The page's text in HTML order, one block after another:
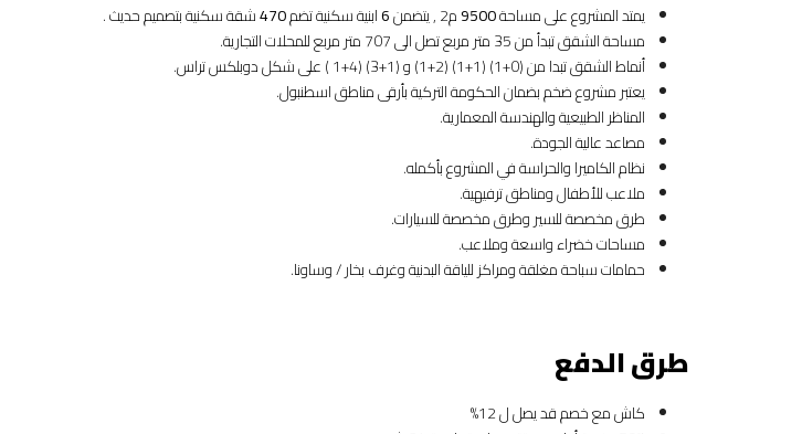
يمتد المشروع على مساحة9500م2 , يتضمن 6ابنية سكنية تضم470شقة سكنية بتصميم حديث .
مساحة الشقق تبدأ من 35 متر مربع تصل الى 707 متر مربع للمحلات التجارية.
أنماط الشقق تبدا من (0+1) (1+1) (2+1) و (1+3) (4+1 ) على شكل دوبلكس تراس.
يعتبر مشروع ضخم بضمان الحكومة التركية بأرقى مناطق اسطنبول.
المناظر الطبيعية والهندسة المعمارية.
مصاعد عالية الجودة.
نظام الكاميرا والحراسة في المشروع بأكمله.
ملاعب للأطفال ومناطق ترفيهية.
طرق مخصصة للسير وطرق مخصصة للسيارات.
مساحات خضراء واسعة وملاعب.
حمامات سباحة مغلقة ومراكز للياقة البدنية وغرف بخار / وساونا.
طرق الدفع
كاش مع خصم قد يصل ل 12%